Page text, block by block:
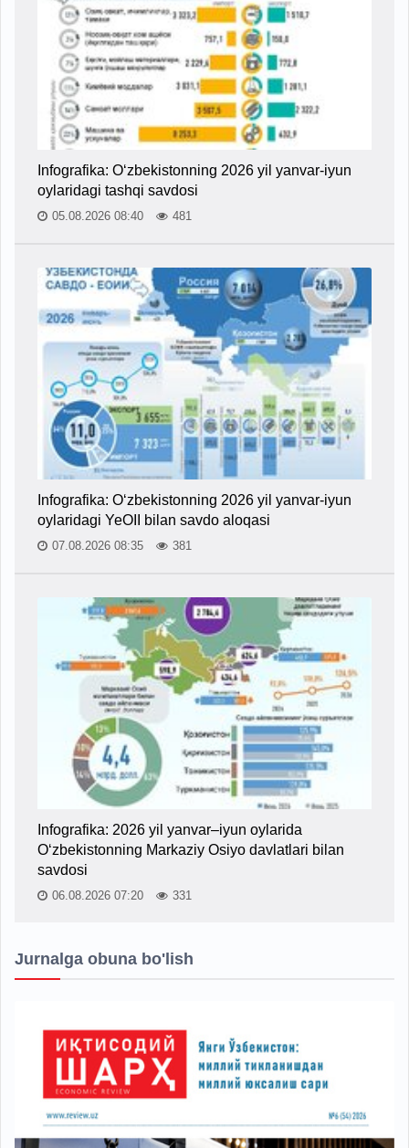
Infografika: O‘zbekistonning 2026 yil yanvar-iyun
oylaridagi tashqi savdosi
05.08.2026 08:40 481
Infografika: O‘zbekistonning 2026 yil yanvar-iyun
oylaridagi YeOII bilan savdo aloqasi
07.08.2026 08:35 381
Infografika: 2026 yil yanvar–iyun oylarida
O‘zbekistonning Markaziy Osiyo davlatlari bilan
savdosi
06.08.2026 07:20 331
Jurnalga obuna bo'lish